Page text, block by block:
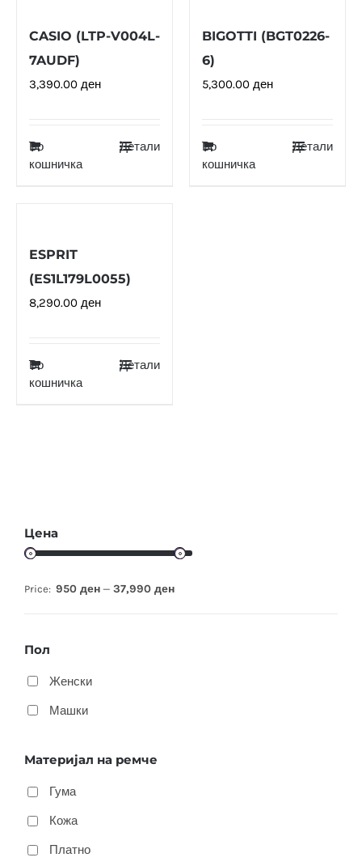
CASIO (LTP-V004L-
7AUDF)
3,390.00 ден
Во
кошничка
Детали
BIGOTTI (BGT0226-
6)
5,300.00 ден
Во
кошничка
Детали
ESPRIT
(ES1L179L0055)
8,290.00 ден
Во
кошничка
Детали
Цена
Price: 950 ден — 37,990 ден
Пол
Женски
Машки
Материјал на ремче
Гума
Кожа
Платно